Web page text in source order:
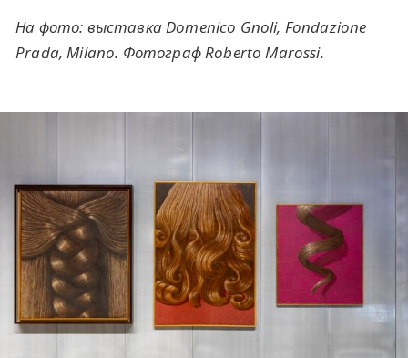
На фото: выставка Domenico Gnoli, Fondazione
Prada, Milano. Фотограф Roberto Marossi.